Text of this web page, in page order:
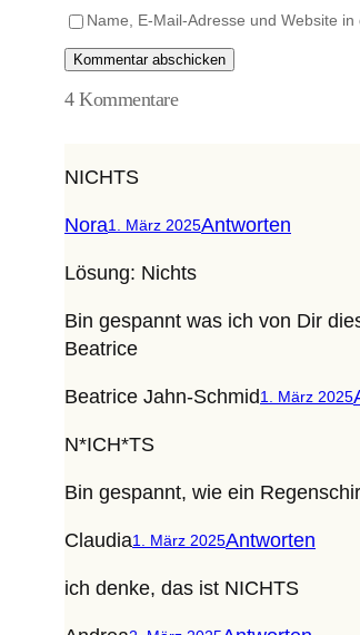
Name, E-Mail-Adresse und Website
4 Kommentare
NICHTS
Nora1. März 2025Antworten
Lösung: Nichts
Bin gespannt was ich von Dir
Beatrice
Beatrice Jahn-Schmid1. März 2025
N*ICH*TS
Bin gespannt, wie ein
Claudia1. März 2025Antworten
ich denke, das ist NICHTS